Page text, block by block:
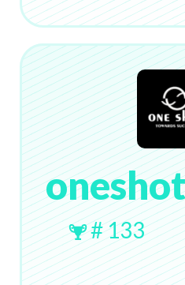
# 133